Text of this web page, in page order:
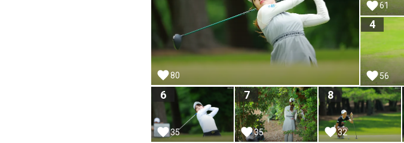
80
61
4
56
6
35
7
35
8
32